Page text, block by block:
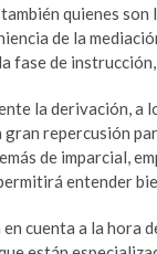
quienes son
de la
fase de
la derivación,
repercusión
de imparcial,
entender
cuenta a la hora